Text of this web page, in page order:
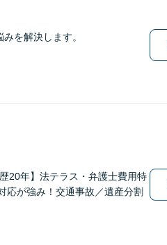
を解決します。
20年】法テラス・弁護士費用特
応が強み！交通事故／遺産分割